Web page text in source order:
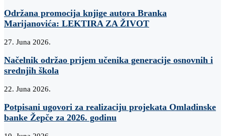
Održana promocija knjige autora Branka
Marijanovića: LEKTIRA ZA ŽIVOT
27. Juna 2026.
Načelnik održao prijem učenika generacije osnovnih i
srednjih škola
22. Juna 2026.
Potpisani ugovori za realizaciju projekata Omladinske
banke Žepče za 2026. godinu